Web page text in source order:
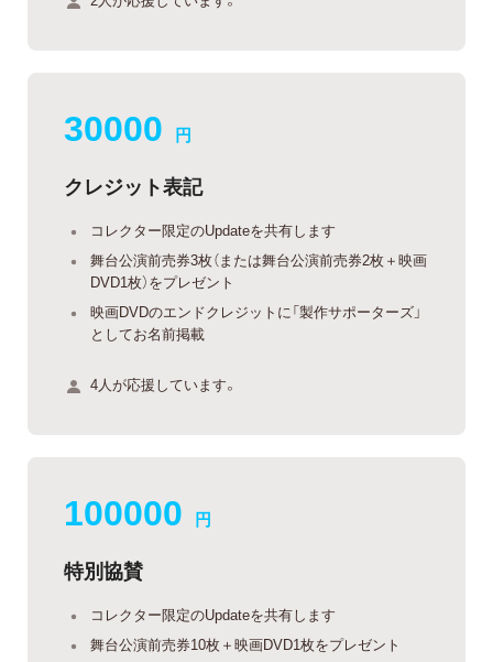
30000 円
クレジット表記
コレクター限定のUpdateを共有します
舞台公演前売券3枚（または舞台公演前売券2枚＋映画
DVD1枚）をプレゼント
映画DVDのエンドクレジットに「製作サポーターズ」
としてお名前掲載
4人が応援しています。
100000 円
特別協賛
コレクター限定のUpdateを共有します
舞台公演前売券10枚＋映画DVD1枚をプレゼント